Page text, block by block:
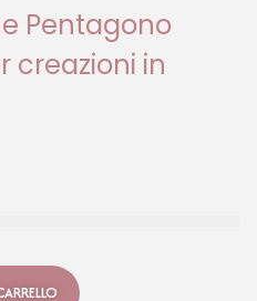
Pentagono
creazioni in